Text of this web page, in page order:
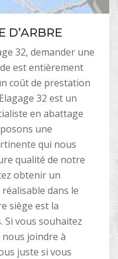
D’ARBRE
32, demander une
est entièrement
coût de prestation
32 est un
en abattage
une
qui nous
qualité de notre
obtenir un
dans le
siège est la
Si vous souhaitez
joindre à
juste si vous